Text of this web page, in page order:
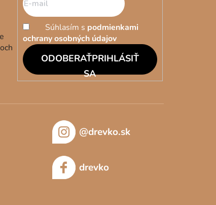
Súhlasím s podmienkami
ochrany osobných údajov
PRIHLÁSIŤ
SA
@drevko.sk
drevko